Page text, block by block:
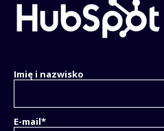
Imię i nazwisko
E-mail*